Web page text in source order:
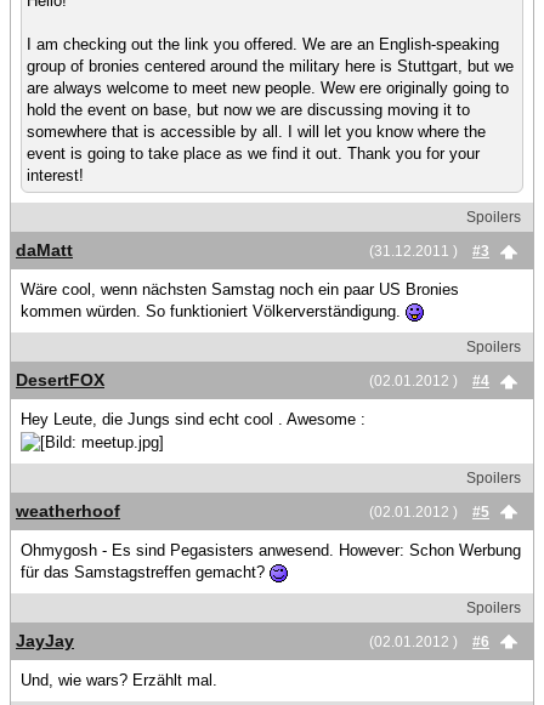
I am checking out the link you offered. We are an English-speaking
group of bronies centered around the military here is Stuttgart, but we
are always welcome to meet new people. Wew ere originally going to
hold the event on base, but now we are discussing moving it to
somewhere that is accessible by all. I will let you know where the
event is going to take place as we find it out. Thank you for your
interest!
Spoilers
(31.12.2011 )
#3
daMatt
Wäre cool, wenn nächsten Samstag noch ein paar US Bronies
kommen würden. So funktioniert Völkerverständigung.
Spoilers
(02.01.2012 )
#4
DesertFOX
Hey Leute, die Jungs sind echt cool . Awesome :
Spoilers
(02.01.2012 )
#5
weatherhoof
Ohmygosh - Es sind Pegasisters anwesend. However: Schon Werbung
für das Samstagstreffen gemacht?
Spoilers
(02.01.2012 )
#6
JayJay
Und, wie wars? Erzählt mal.